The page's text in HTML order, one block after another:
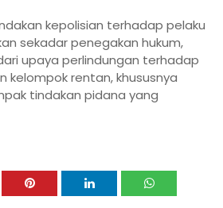
kepolisian terhadap pelaku
sekadar penegakan hukum,
upaya perlindungan terhadap
kelompok rentan, khususnya
tindakan pidana yang